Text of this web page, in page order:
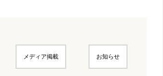
メディア掲載 お知らせ